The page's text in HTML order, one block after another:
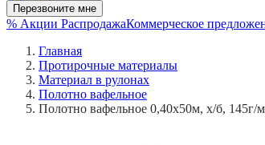
Перезвоните мне
% Акции РаспродажаКоммерческое
Главная
Протирочные материалы
Материал в рулонах
Полотно вафельное
Полотно вафельное 0,40х50м, х/б, 145г/